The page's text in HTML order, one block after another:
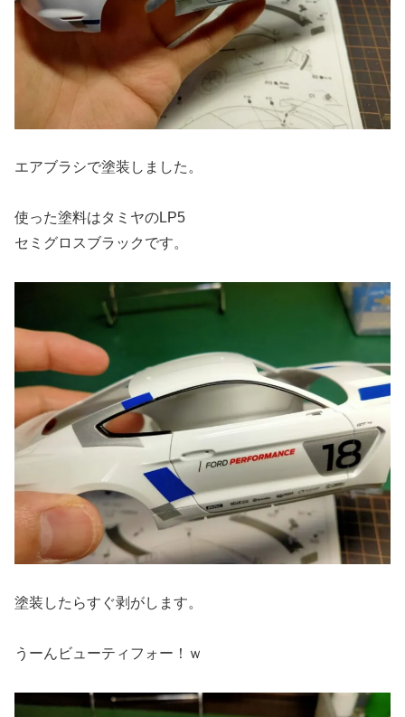
エアブラシで塗装しました。
使った塗料はタミヤのLP5
セミグロスブラックです。
塗装したらすぐ剥がします。
うーんビューティフォー！ｗ